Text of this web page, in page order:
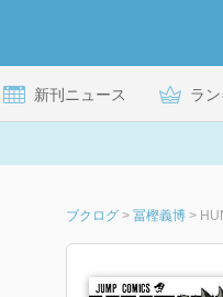
新刊ニュース ラ
ブクログ > 冨樫義博 >